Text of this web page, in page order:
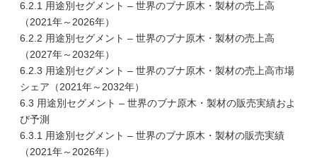
6.2.1 用途別セグメント – 世界のブナ原木・製材の売上高
（2021年～2026年）
6.2.2 用途別セグメント – 世界のブナ原木・製材の売上高
（2027年～2032年）
6.2.3 用途別セグメント – 世界のブナ原木・製材の売上高市場
シェア（2021年～2032年）
6.3 用途別セグメント – 世界のブナ原木・製材の販売実績およ
び予測
6.3.1 用途別セグメント – 世界のブナ原木・製材の販売実績
（2021年～2026年）